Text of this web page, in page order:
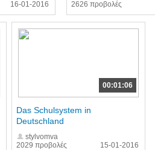
16-01-2016
2626 προβολές
00:01:06
2029 προβολές
Das Schulsystem in
Deutschland
stylvomva
15-01-2016